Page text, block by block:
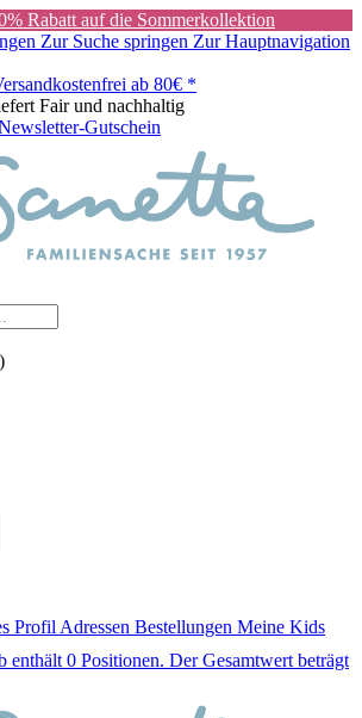
Rabatt auf die Sommerkollektion
Zur Suche springen Zur Hauptnavigation
ab 80€ *
Fair und nachhaltig
Gutschein
Profil Adressen Bestellungen Meine Kids
enthält 0 Positionen. Der Gesamtwert beträgt